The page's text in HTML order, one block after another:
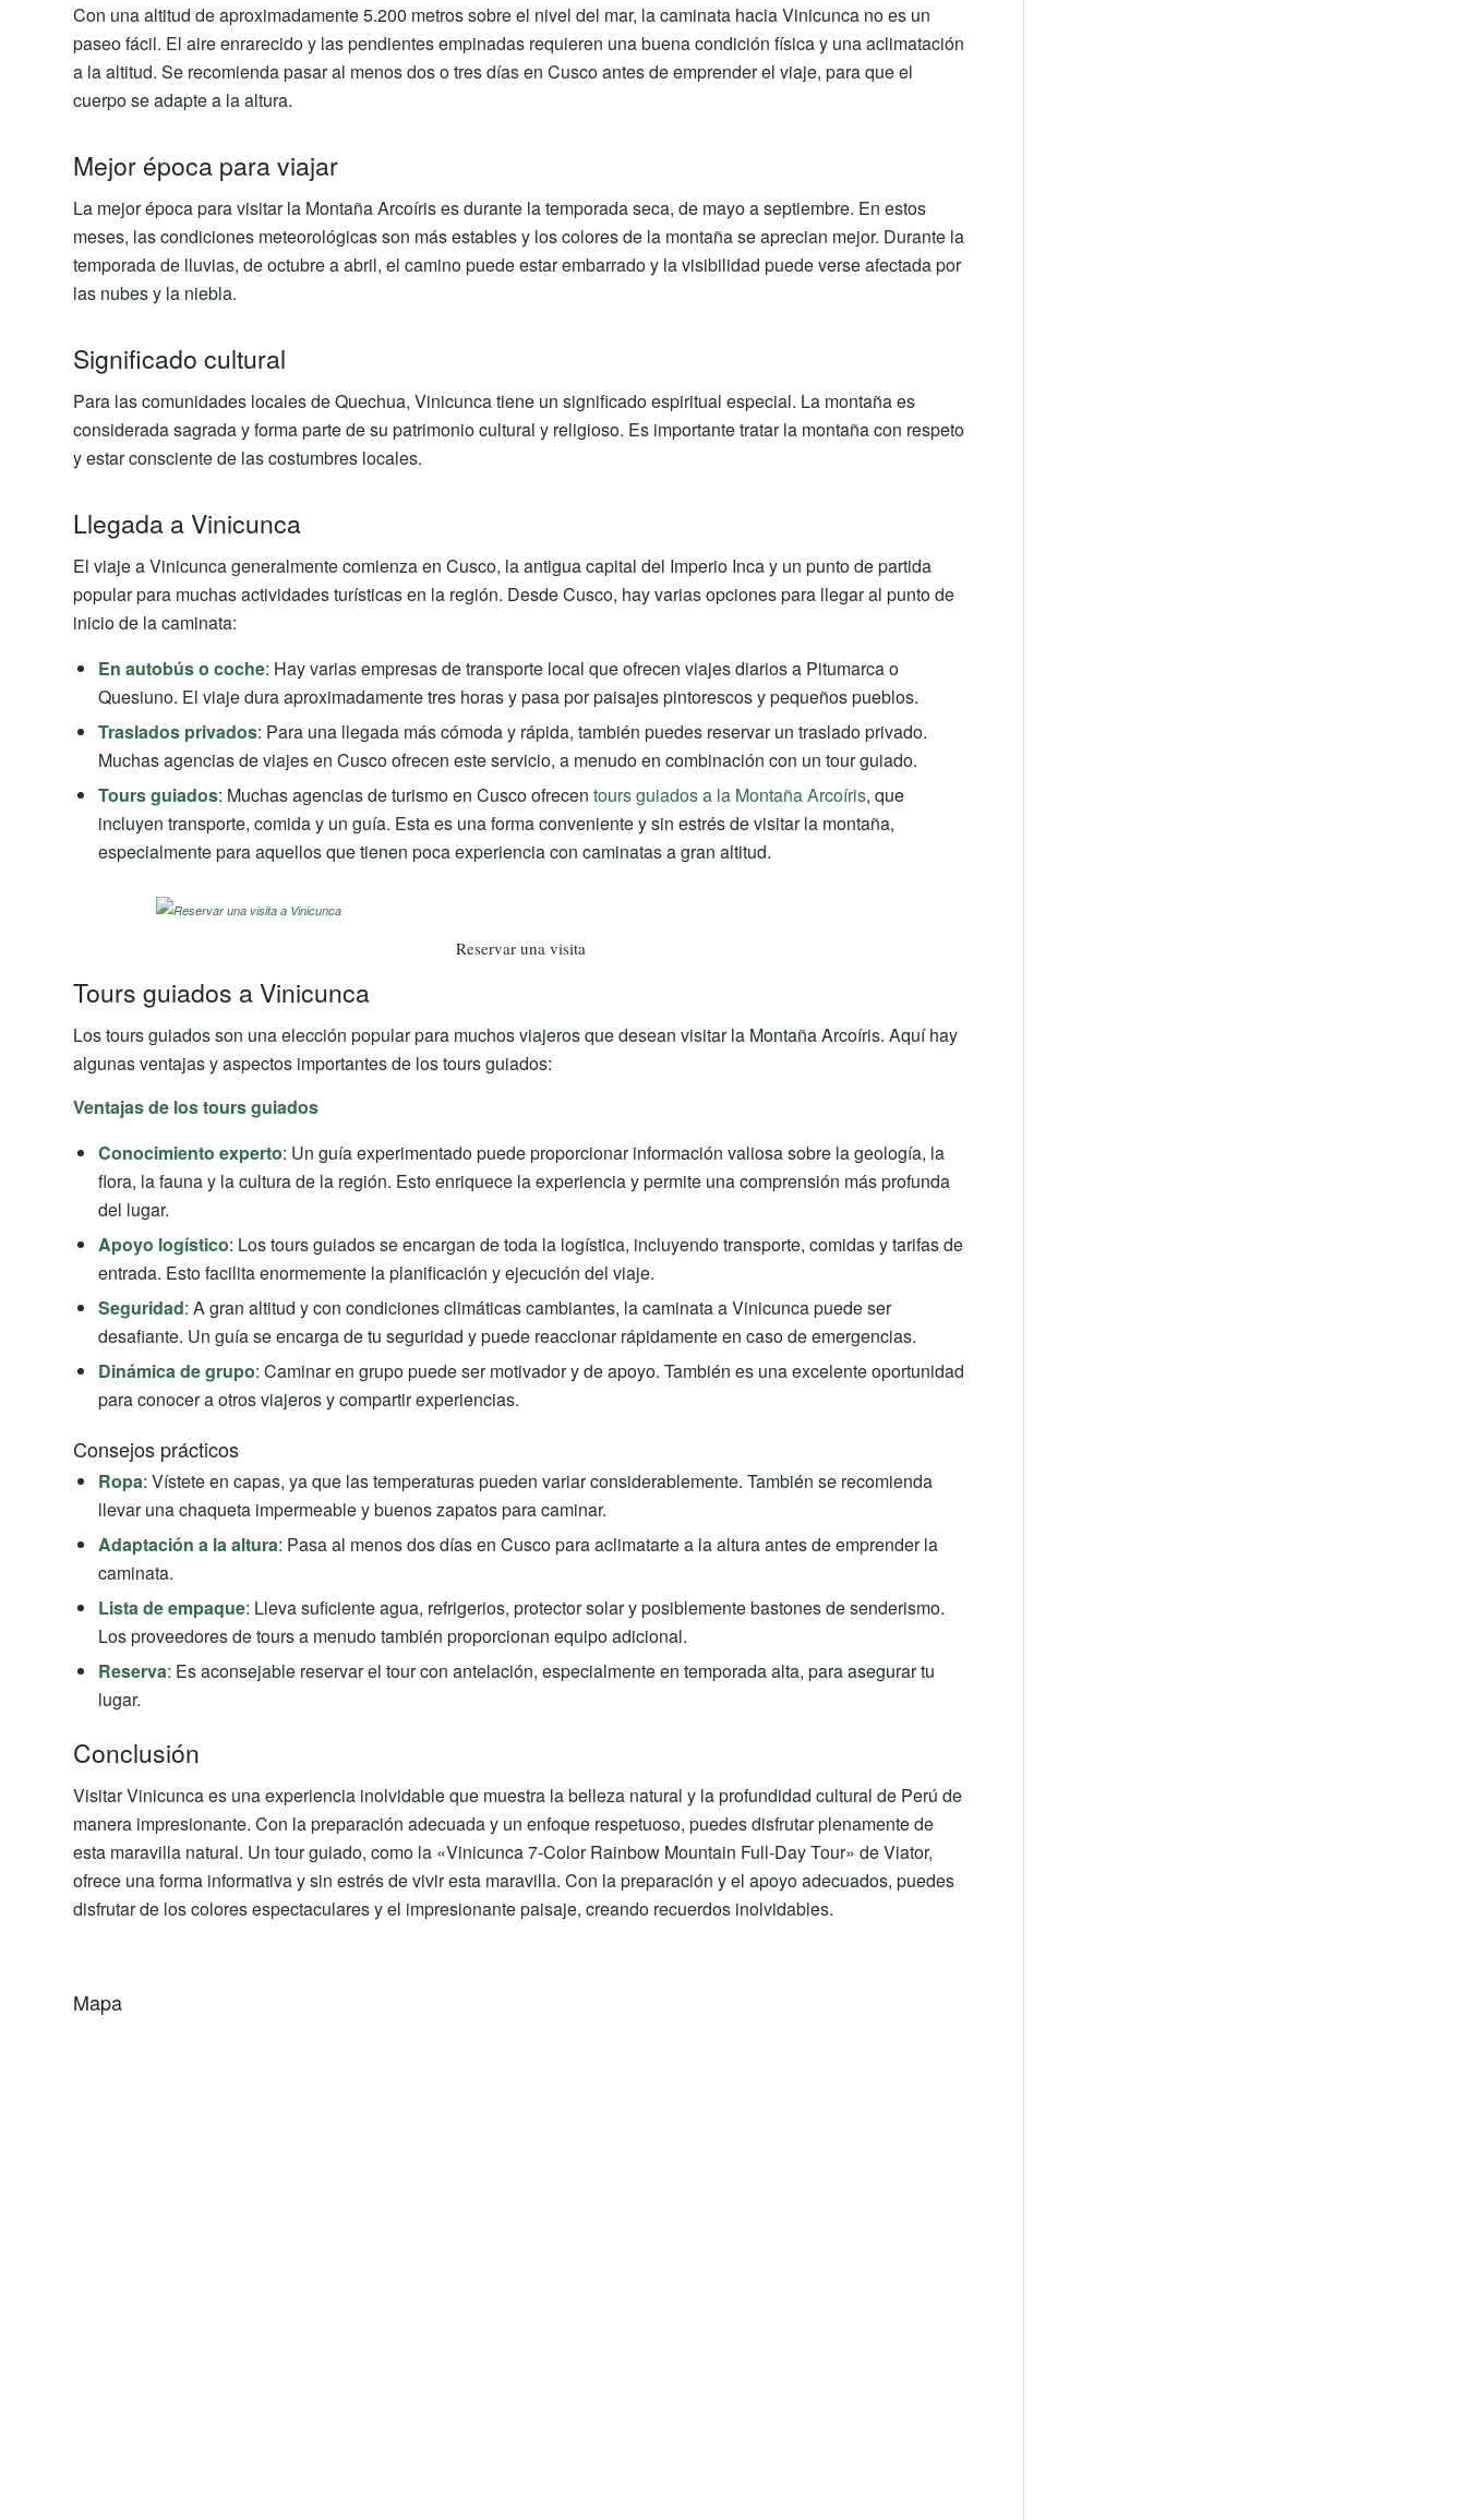
Con una altitud de aproximadamente 5.200 metros sobre el nivel del mar, la caminata hacia Vinicunca no es un
paseo fácil. El aire enrarecido y las pendientes empinadas requieren una buena condición física y una aclimatación
a la altitud. Se recomienda pasar al menos dos o tres días en Cusco antes de emprender el viaje, para que el
cuerpo se adapte a la altura.
Mejor época para viajar
La mejor época para visitar la Montaña Arcoíris es durante la temporada seca, de mayo a septiembre. En estos
meses, las condiciones meteorológicas son más estables y los colores de la montaña se aprecian mejor. Durante la
temporada de lluvias, de octubre a abril, el camino puede estar embarrado y la visibilidad puede verse afectada por
las nubes y la niebla.
Significado cultural
Para las comunidades locales de Quechua, Vinicunca tiene un significado espiritual especial. La montaña es
considerada sagrada y forma parte de su patrimonio cultural y religioso. Es importante tratar la montaña con respeto
y estar consciente de las costumbres locales.
Llegada a Vinicunca
El viaje a Vinicunca generalmente comienza en Cusco, la antigua capital del Imperio Inca y un punto de partida
popular para muchas actividades turísticas en la región. Desde Cusco, hay varias opciones para llegar al punto de
inicio de la caminata:
En autobús o coche: Hay varias empresas de transporte local que ofrecen viajes diarios a Pitumarca o
Quesiuno. El viaje dura aproximadamente tres horas y pasa por paisajes pintorescos y pequeños pueblos.
Traslados privados: Para una llegada más cómoda y rápida, también puedes reservar un traslado privado.
Muchas agencias de viajes en Cusco ofrecen este servicio, a menudo en combinación con un tour guiado.
Tours guiados: Muchas agencias de turismo en Cusco ofrecen tours guiados a la Montaña Arcoíris, que
incluyen transporte, comida y un guía. Esta es una forma conveniente y sin estrés de visitar la montaña,
especialmente para aquellos que tienen poca experiencia con caminatas a gran altitud.
Reservar una visita
Tours guiados a Vinicunca
Los tours guiados son una elección popular para muchos viajeros que desean visitar la Montaña Arcoíris. Aquí hay
algunas ventajas y aspectos importantes de los tours guiados:
Ventajas de los tours guiados
Conocimiento experto: Un guía experimentado puede proporcionar información valiosa sobre la geología, la
flora, la fauna y la cultura de la región. Esto enriquece la experiencia y permite una comprensión más profunda
del lugar.
Apoyo logístico: Los tours guiados se encargan de toda la logística, incluyendo transporte, comidas y tarifas de
entrada. Esto facilita enormemente la planificación y ejecución del viaje.
Seguridad: A gran altitud y con condiciones climáticas cambiantes, la caminata a Vinicunca puede ser
desafiante. Un guía se encarga de tu seguridad y puede reaccionar rápidamente en caso de emergencias.
Dinámica de grupo: Caminar en grupo puede ser motivador y de apoyo. También es una excelente oportunidad
para conocer a otros viajeros y compartir experiencias.
Consejos prácticos
Ropa: Vístete en capas, ya que las temperaturas pueden variar considerablemente. También se recomienda
llevar una chaqueta impermeable y buenos zapatos para caminar.
Adaptación a la altura: Pasa al menos dos días en Cusco para aclimatarte a la altura antes de emprender la
caminata.
Lista de empaque: Lleva suficiente agua, refrigerios, protector solar y posiblemente bastones de senderismo.
Los proveedores de tours a menudo también proporcionan equipo adicional.
Reserva: Es aconsejable reservar el tour con antelación, especialmente en temporada alta, para asegurar tu
lugar.
Conclusión
Visitar Vinicunca es una experiencia inolvidable que muestra la belleza natural y la profundidad cultural de Perú de
manera impresionante. Con la preparación adecuada y un enfoque respetuoso, puedes disfrutar plenamente de
esta maravilla natural. Un tour guiado, como la «Vinicunca 7-Color Rainbow Mountain Full-Day Tour» de Viator,
ofrece una forma informativa y sin estrés de vivir esta maravilla. Con la preparación y el apoyo adecuados, puedes
disfrutar de los colores espectaculares y el impresionante paisaje, creando recuerdos inolvidables.
Mapa